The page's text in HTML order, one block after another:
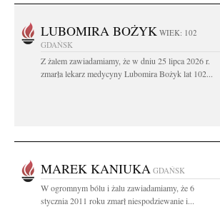
LUBOMIRA BOŻYK WIEK: 102
GDAŃSK
Z żalem zawiadamiamy, że w dniu 25 lipca 2026 r.
zmarła lekarz medycyny Lubomira Bożyk lat 102...
MAREK KANIUKA GDAŃSK
W ogromnym bólu i żalu zawiadamiamy, że 6
stycznia 2011 roku zmarł niespodziewanie i...